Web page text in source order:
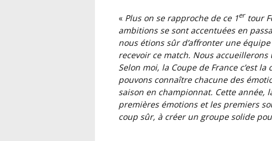
« Plus on se rapproche de ce 1ertour
ambitions se sont accentuées en
nous étions sûr d’affronter une
recevoir ce match. Nous
Selon moi, la Coupe de France c’est
pouvons connaître chacune des
saison en championnat. Cette année,
premières émotions et les premiers
coup sûr, à créer un groupe solide